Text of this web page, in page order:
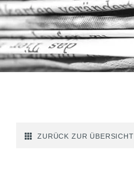
ZURÜCK ZUR ÜBERSICHT